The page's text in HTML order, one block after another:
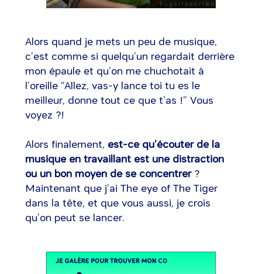
Alors quand je mets un peu de musique,
c’est comme si quelqu’un regardait derrière
mon épaule et qu’on me chuchotait à
l’oreille “Allez, vas-y lance toi tu es le
meilleur, donne tout ce que t’as !” Vous
voyez ?!
Alors finalement, est-ce qu’écouter de la
musique en travaillant est une distraction
ou un bon moyen de se concentrer ?
Maintenant que j’ai The eye of The Tiger
dans la tête, et que vous aussi, je crois
qu’on peut se lancer.